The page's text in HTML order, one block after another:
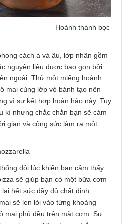
thánh bọc
cách á và âu, lớp nhân gồm
nguyên liệu được bao gọn bởi
ngoài. Thử một miếng hoành
mai cùng lớp vỏ bánh tạo nên
vì sự kết hợp hoàn hảo này. Tuy
kì nhưng chắc chắn bạn sẽ cảm
gian và công sức làm ra một
đôi lúc khiến bạn cảm thấy
sẽ giúp bạn có một bữa cơm
hết sức đầy đủ chất dinh
sẽ len lỏi vào từng khoảng
mai phủ đều trên mặt cơm. Sự